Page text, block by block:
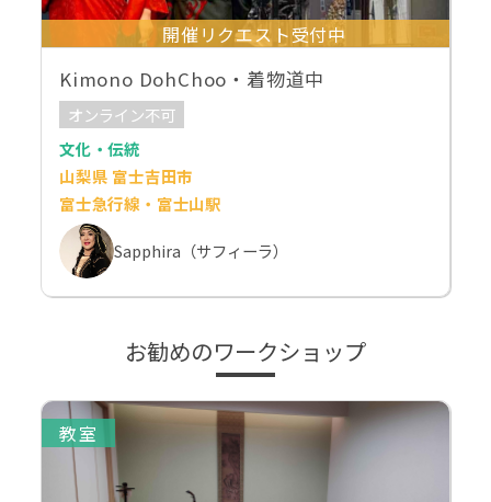
開催リクエスト受付中
Kimono DohChoo・着物道中
オンライン不可
文化・伝統
山梨県 富士吉田市
富士急行線・富士山駅
Sapphira（サフィーラ）
お勧めのワークショップ
教室